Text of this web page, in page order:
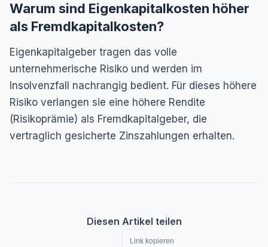
Warum sind Eigenkapitalkosten höher
als Fremdkapitalkosten?
Eigenkapitalgeber tragen das volle
unternehmerische Risiko und werden im
Insolvenzfall nachrangig bedient. Für dieses höhere
Risiko verlangen sie eine höhere Rendite
(Risikoprämie) als Fremdkapitalgeber, die
vertraglich gesicherte Zinszahlungen erhalten.
Diesen Artikel teilen
Link kopieren